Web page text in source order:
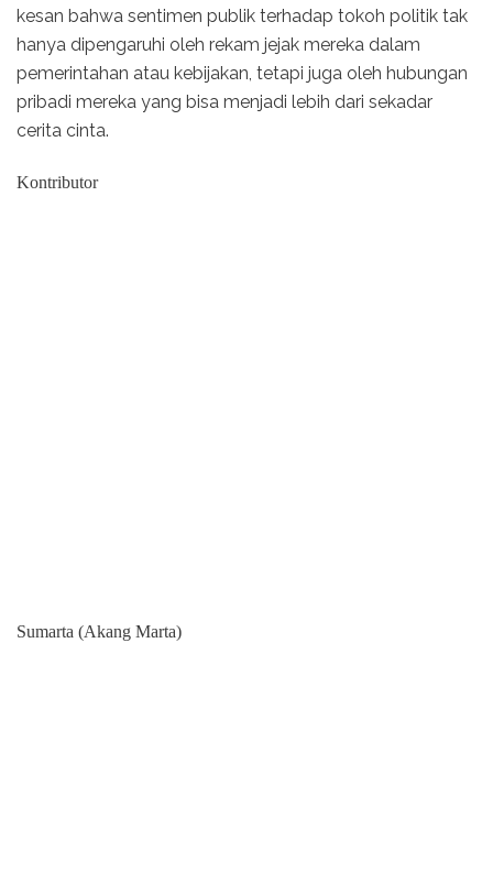
kesan bahwa sentimen publik terhadap tokoh politik tak
hanya dipengaruhi oleh rekam jejak mereka dalam
pemerintahan atau kebijakan, tetapi juga oleh hubungan
pribadi mereka yang bisa menjadi lebih dari sekadar
cerita cinta.
Kontributor
Sumarta (Akang Marta)